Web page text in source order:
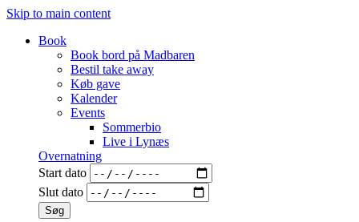
Skip to main content
Book
Book bord på Madbaren
Bestil take away
Køb gave
Kalender
Events
Sommerbio
Live i Lynæs
Overnatning
Start dato
Slut dato